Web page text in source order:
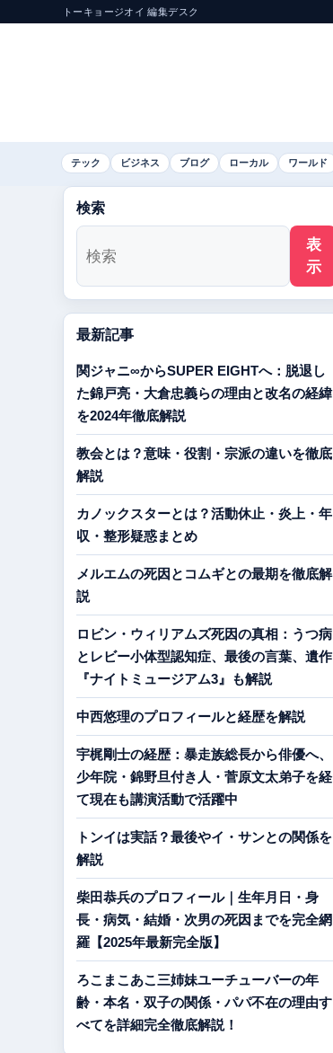
トーキョージオイ 編集デスク
テック ビジネス ブログ ローカル ワールド
検索
表
示
最新記事
関ジャニ∞からSUPER EIGHTへ：脱退し
た錦戸亮・大倉忠義らの理由と改名の経緯
を2024年徹底解説
教会とは？意味・役割・宗派の違いを徹底
解説
カノックスターとは？活動休止・炎上・年
収・整形疑惑まとめ
メルエムの死因とコムギとの最期を徹底解
説
ロビン・ウィリアムズ死因の真相：うつ病
とレビー小体型認知症、最後の言葉、遺作
『ナイトミュージアム3』も解説
中西悠理のプロフィールと経歴を解説
宇梶剛士の経歴：暴走族総長から俳優へ、
少年院・錦野旦付き人・菅原文太弟子を経
て現在も講演活動で活躍中
トンイは実話？最後やイ・サンとの関係を
解説
柴田恭兵のプロフィール｜生年月日・身
長・病気・結婚・次男の死因までを完全網
羅【2025年最新完全版】
ろこまこあこ三姉妹ユーチューバーの年
齢・本名・双子の関係・パパ不在の理由す
べてを詳細完全徹底解説！